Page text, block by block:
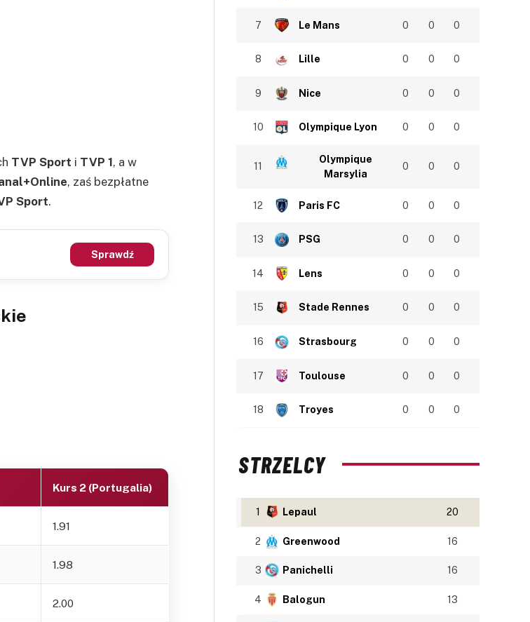
TVP Sport i TVP 1, a w
, zaś bezpłatne
Sport.
Sprawdź
Kurs 2 (Portugalia)
1.91
1.98
2.00
7 Le Mans 0 0 0
8 Lille 0 0 0
9 Nice 0 0 0
10 Olympique Lyon 0 0 0
11
Olympique
Marsylia
0 0 0
12 Paris FC 0 0 0
13 PSG 0 0 0
14 Lens 0 0 0
15 Stade Rennes 0 0 0
16 Strasbourg 0 0 0
17 Toulouse 0 0 0
18 Troyes 0 0 0
STRZELCY
1 Lepaul 20
2 Greenwood 16
3 Panichelli 16
4 Balogun 13